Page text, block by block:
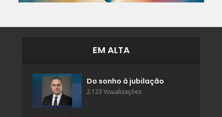
EM ALTA
Do sonho à jubilação
2.123 Visualizações